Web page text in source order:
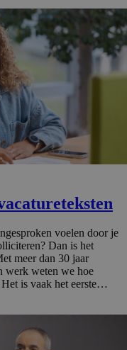
voelen door je
Dan is het
meer dan 30 jaar
werk weten we hoe
is vaak het eerste…